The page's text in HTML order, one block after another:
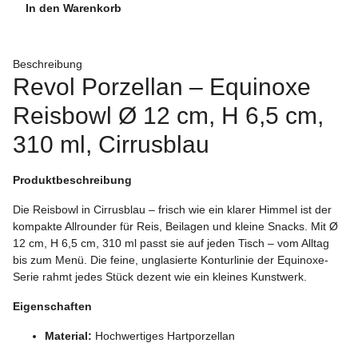
In den Warenkorb
Beschreibung
Revol Porzellan – Equinoxe
Reisbowl Ø 12 cm, H 6,5 cm,
310 ml, Cirrusblau
Produktbeschreibung
Die Reisbowl in Cirrusblau – frisch wie ein klarer Himmel ist der
kompakte Allrounder für Reis, Beilagen und kleine Snacks. Mit Ø
12 cm, H 6,5 cm, 310 ml passt sie auf jeden Tisch – vom Alltag
bis zum Menü. Die feine, unglasierte Konturlinie der Equinoxe-
Serie rahmt jedes Stück dezent wie ein kleines Kunstwerk.
Eigenschaften
Material: Hochwertiges Hartporzellan